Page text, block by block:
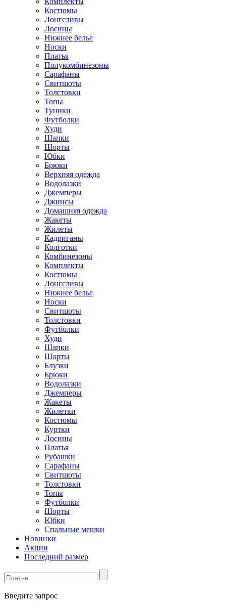
Костюмы
Лонгсливы
Лосины
Нижнее белье
Носки
Платья
Полукомбинезоны
Сарафаны
Свитшоты
Толстовки
Топы
Туники
Футболки
Худи
Шапки
Шорты
Юбки
Брюки
Верхняя одежда
Водолазки
Джемперы
Джинсы
Домашняя одежда
Жакеты
Жилеты
Кадриганы
Колготки
Комбинезоны
Комплекты
Костюмы
Лонгсливы
Нижнее белье
Носки
Свитшоты
Толстовки
Футболки
Худи
Шапки
Шорты
Блузки
Брюки
Водолазки
Джемперы
Жакеты
Жилетки
Костюмы
Куртки
Лосины
Платья
Рубашки
Сарафаны
Свитшоты
Толстовки
Топы
Футболки
Шорты
Юбки
Спальные мешки
Новинки
Акции
Последний размер
Введите запрос